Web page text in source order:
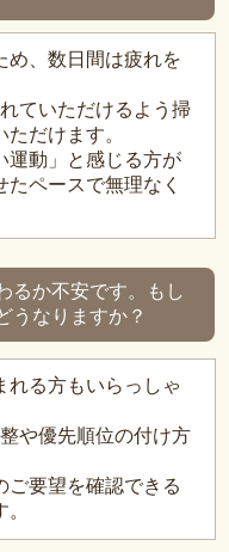
め、数日間は疲れを
ていただけるよう掃
だけます。
運動」と感じる方が
ペースで無理なく
るか不安です。もし
うなりますか？
れる方もいらっしゃ
や優先順位の付け方
ご要望を確認できる